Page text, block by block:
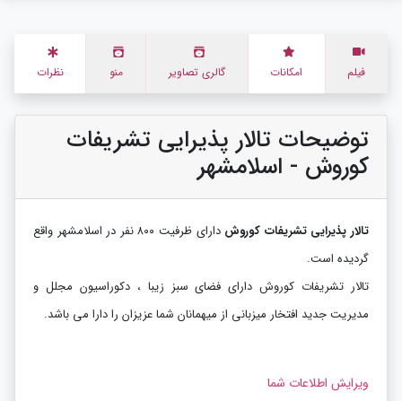
فیلم امکانات گالری تصاویر منو نظرات
توضیحات تالار پذیرایی تشریفات
کوروش - اسلامشهر
تالار پذیرایی تشریفات کوروش
دارای ظرفیت ۸۰۰ نفر در اسلامشهر واقع
گردیده است.
تالار تشریفات کوروش دارای فضای سبز زیبا ، دکوراسیون مجلل و
مدیریت جدید افتخار میزبانی از میهمانان شما عزیزان را دارا می باشد.
ویرایش اطلاعات شما